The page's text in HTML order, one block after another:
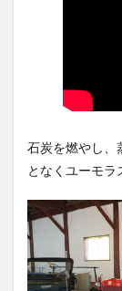
石炭を燃やし、
となくユーモラ